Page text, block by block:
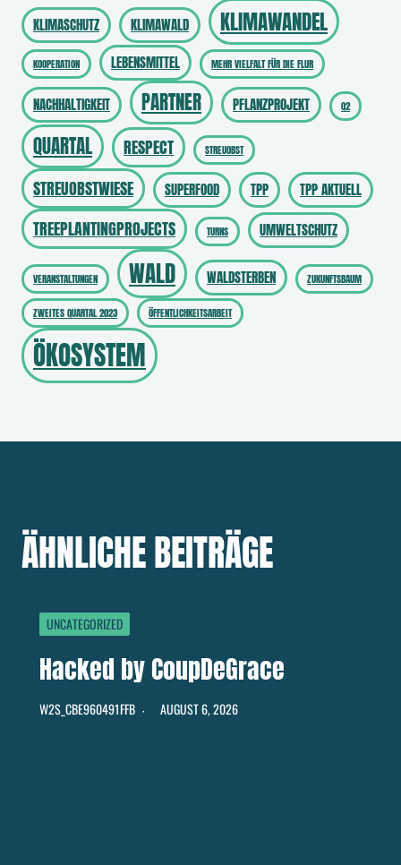
KLIMASCHUTZ KLIMAWALD KLIMAWANDEL
KOOPERATION LEBENSMITTEL MEHR VIELFALT FÜR DIE FLUR
NACHHALTIGKEIT PARTNER PFLANZPROJEKT Q2
QUARTAL RESPECT STREUOBST
STREUOBSTWIESE SUPERFOOD TPP TPP AKTUELL
TREEPLANTINGPROJECTS TURNS UMWELTSCHUTZ
VERANSTALTUNGEN WALD WALDSTERBEN ZUKUNFTSBAUM
ZWEITES QUARTAL 2023 ÖFFENTLICHKEITSARBEIT
ÖKOSYSTEM
ÄHNLICHE BEITRÄGE
UNCATEGORIZED
Hacked by CoupDeGrace
W2S_CBE960491FFB AUGUST 6, 2026